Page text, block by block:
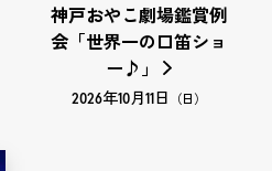
神戸おやこ劇場鑑賞例
会「世界一の口笛ショ
ー♪」
2026年10月11日 （日）